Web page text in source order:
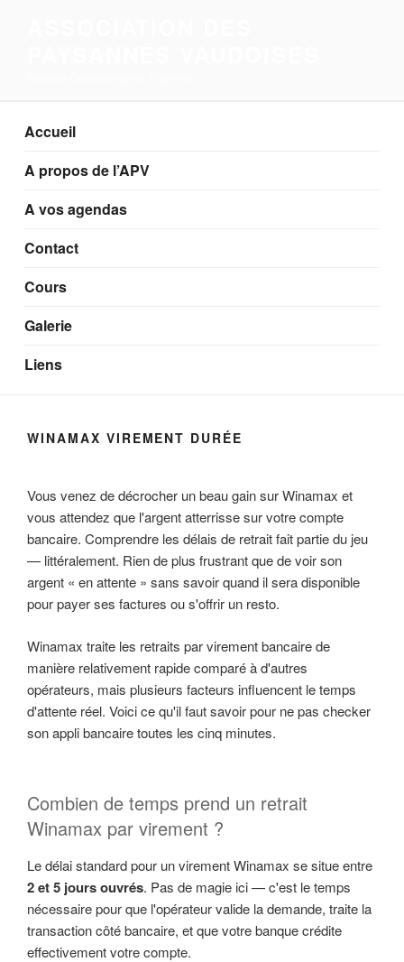
Accueil
A propos de l’APV
A vos agendas
Contact
Cours
Galerie
Liens
WINAMAX VIREMENT DURÉE
Vous venez de décrocher un beau gain sur Winamax et
vous attendez que l'argent atterrisse sur votre compte
bancaire. Comprendre les délais de retrait fait partie du jeu
— littéralement. Rien de plus frustrant que de voir son
argent « en attente » sans savoir quand il sera disponible
pour payer ses factures ou s'offrir un resto.
Winamax traite les retraits par virement bancaire de
manière relativement rapide comparé à d'autres
opérateurs, mais plusieurs facteurs influencent le temps
d'attente réel. Voici ce qu'il faut savoir pour ne pas checker
son appli bancaire toutes les cinq minutes.
Combien de temps prend un retrait
Winamax par virement ?
Le délai standard pour un virement Winamax se situe entre
2 et 5 jours ouvrés. Pas de magie ici — c'est le temps
nécessaire pour que l'opérateur valide la demande, traite la
transaction côté bancaire, et que votre banque crédite
effectivement votre compte.